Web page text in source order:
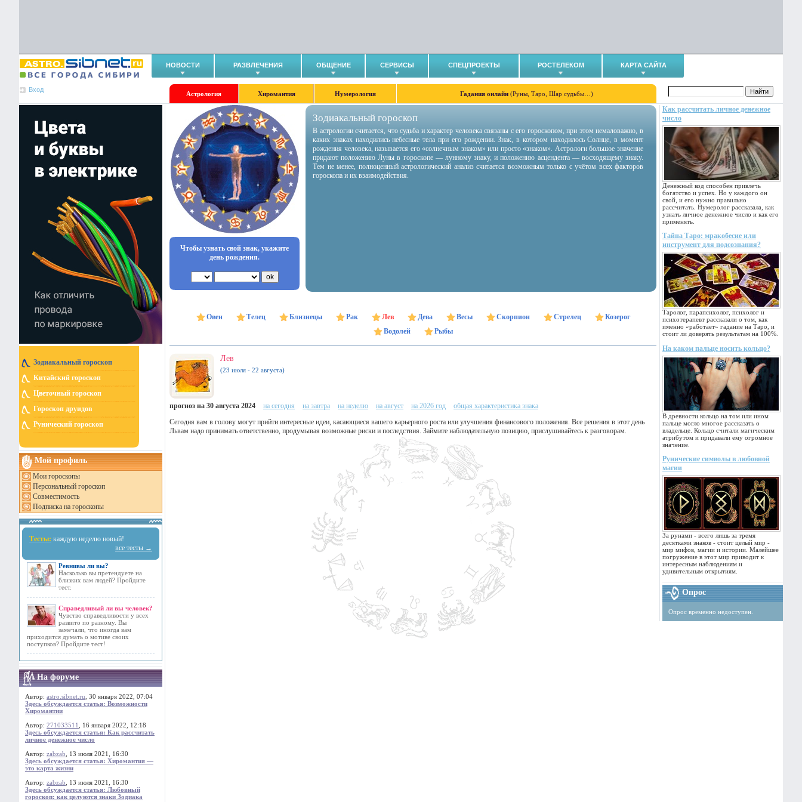
НОВОСТИ РАЗВЛЕЧЕНИЯ ОБЩЕНИЕ СЕРВИСЫ СПЕЦПРОЕКТЫ РОСТЕЛЕКОМ КАРТА САЙТА
Вход
Астрология Хиромантия Нумерология Гадания онлайн (Руны, Таро, Шар судьбы…)
Зодиакальный гороскоп
Китайский гороскоп
Цветочный гороскоп
Гороскоп друидов
Рунический гороскоп
Мой профиль
Мои гороскопы
Персональный гороскоп
Совместимость
Подписка на гороскопы
Тесты: каждую неделю новый!
все тесты →
Ревнивы ли вы?
Насколько вы претендуете на
близких вам людей? Пройдите
тест.
Справедливый ли вы человек?
Чувство справедливости у всех
развито по разному. Вы
замечали, что иногда вам
приходится думать о мотиве своих
поступков? Пройдите тест!
На форуме
Автор: astro.sibnet.ru , 30 января 2022, 07:04
Здесь обсуждается статья: Возможности
Хиромантии
Автор: 271033511
, 16 января 2022, 12:18
Здесь обсуждается статья: Как рассчитать
личное денежное число
Автор: zabzab , 13 июля 2021, 16:30
Здесь обсуждается статья: Хиромантия —
это карта жизни
Автор: zabzab , 13 июля 2021, 16:30
Здесь обсуждается статья: Любовный
гороскоп: как целуются знаки Зодиака
Как рассчитать личное денежное
число
Денежный код способен привлечь
богатство и успех. Но у каждого он
свой, и его нужно правильно
рассчитать. Нумеролог рассказала, как
узнать личное денежное число и как его
применять.
Тайна Таро: мракобесие или
инструмент для подсознания?
Таролог, парапсихолог, психолог и
психотерапевт рассказали о том, как
именно «работает» гадание на Таро, и
стоит ли доверять результатам на 100%.
На каком пальце носить кольцо?
В древности кольцо на том или ином
пальце могло многое рассказать о
владельце. Кольцо считали магическим
атрибутом и придавали ему огромное
значение.
Рунические символы в любовной
магии
За рунами - всего лишь за тремя
десятками знаков - стоит целый мир -
мир мифов, магии и истории. Малейшее
погружение в этот мир приводит к
интересным наблюдениям и
удивительным открытиям.
Опрос
Опрос временно недоступен.
Чтобы узнать свой знак, укажите
день рождения.
Зодиакальный гороскоп
В астрологии считается, что судьба и характер человека связаны с его гороскопом, при этом немаловажно, в
каких знаках находились небесные тела при его рождении. Знак, в котором находилось Солнце, в момент
рождения человека, называется его «солнечным знаком» или просто «знаком». Астрологи большое значение
придают положению Луны в гороскопе — лунному знаку, и положению асцендента — восходящему знаку.
Тем не менее, полноценный астрологический анализ считается возможным только с учётом всех факторов
гороскопа и их взаимодействия.
Овен Телец Близнецы Рак Лев Дева Весы Скорпион Стрелец
Козерог
Водолей
Рыбы
Лев
(23 июля - 22 августа)
прогноз на 30 августа 2024 на сегодня на завтра на неделю на август на 2026 год
общая характеристика знака
Сегодня вам в голову могут прийти интересные идеи, касающиеся вашего карьерного роста или улучшения финансового положения. Все решения в этот день
Львам надо принимать ответственно, продумывая возможные риски и последствия. Займите наблюдательную позицию, прислушивайтесь к разговорам.